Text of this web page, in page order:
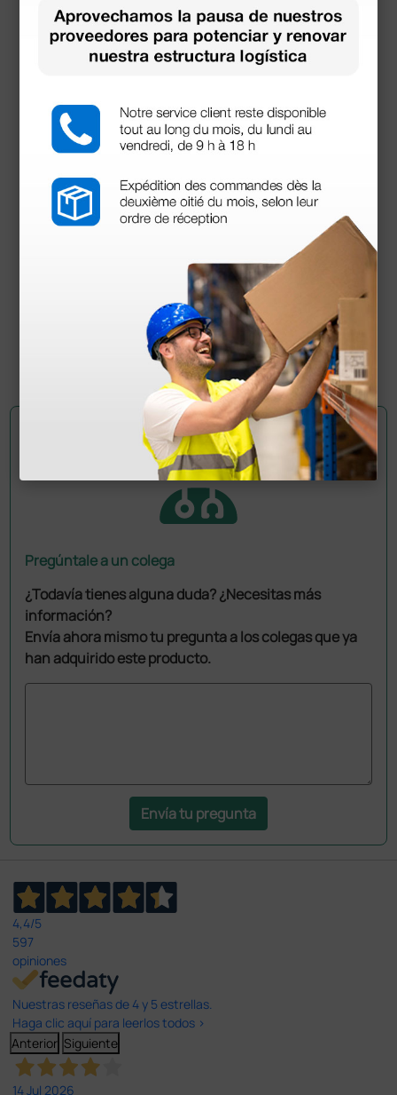
Nebulizador de compresor Happyneb III - Nebjet
67,00 €
1 ud.
Pregúntale a un colega
¿Todavía tienes alguna duda? ¿Necesitas más
información?
Envía ahora mismo tu pregunta a los colegas que ya
han adquirido este producto.
Envía tu pregunta
4,4/5
597
opiniones
Nuestras reseñas de 4 y 5 estrellas.
Haga clic aquí para leerlos todos >
Anterior Siguiente
14 Jul 2026